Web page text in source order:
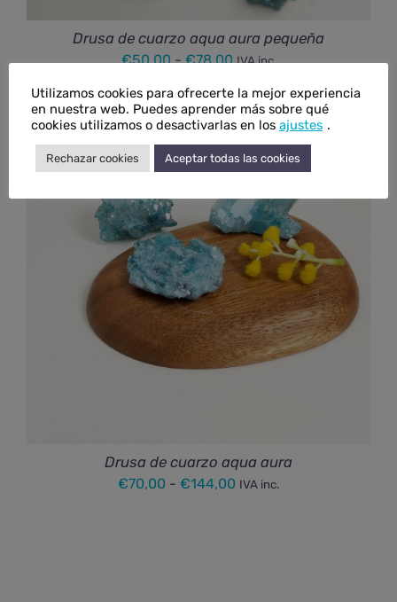
Drusa de cuarzo aqua aura pequeña
€50,00 - €78,00Rango
precios:
desde
€50,00
€78,00
IVA inc.
Drusa de cuarzo aqua aura
€70,00 - €144,00 Rango
IVA inc.
Utilizamos cookies para ofrecerte la mejor experiencia
en nuestra web. Puedes aprender más sobre qué
cookies utilizamos o desactivarlas en los ajustes .
Rechazar cookies Aceptar todas las cookies